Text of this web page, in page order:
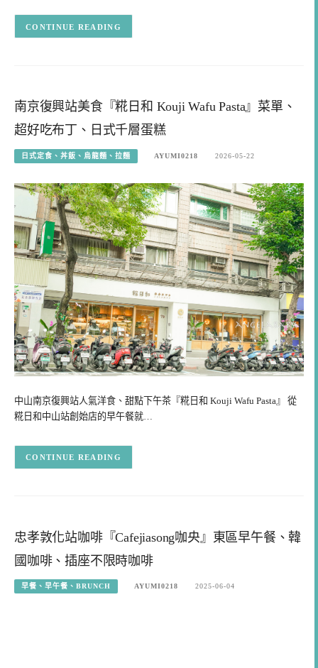
CONTINUE READING
南京復興站美食『糀日和 Kouji Wafu Pasta』菜單、
超好吃布丁、日式千層蛋糕
日式定食、丼飯、烏龍麵、拉麵 AYUMI0218 2026-05-22
中山南京復興站人氣洋食、甜點下午茶『糀日和 Kouji Wafu Pasta』 從
糀日和中山站創始店的早午餐就…
CONTINUE READING
忠孝敦化站咖啡『Cafejiasong咖央』東區早午餐、韓
國咖啡、插座不限時咖啡
早餐、早午餐、BRUNCH AYUMI0218 2025-06-04